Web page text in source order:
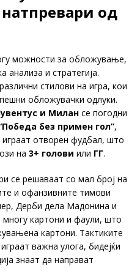
од
можности за обложување,
анализа и стратегија.
стилови на игра, кои
обложувачки одлуки.
и Милан се погодни
без примен гол”,
играат отворен фудбал, што
на 3+ голови или ГГ.
се решаваат со мал број на
и офанзивните тимови
Дерби дела Мадонина и
многу картони и фаули, што
картони. Тактиките
важна улога, бидејќи
знаат да направат